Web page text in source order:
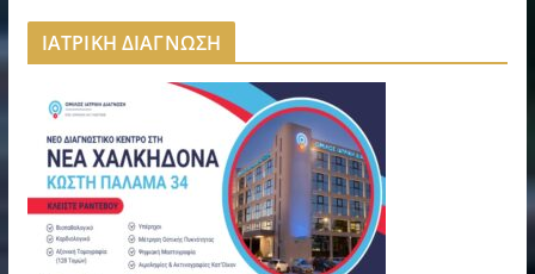
ΙΑΤΡΙΚΗ ΔΙΑΓΝΩΣΗ